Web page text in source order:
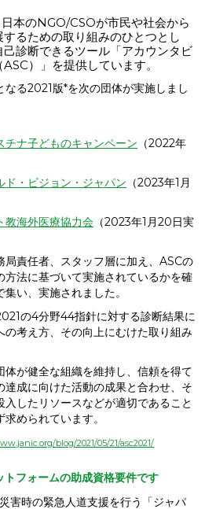
本のNGO/CSOが市民や社会から
るための取り組みのひとつとし
診断できるツール「アカウンタビ
）」を提供しています。
る2021版*を次の団体が実施しまし
ナ子どものキャンペーン （2022年
ド・ビジョン・ジャパン （2023年1月
教海外医療協力会 （2023年1月20日実
局責任者、スタッフ層に加え、ASCの
法に基づいて実施されているかを確
い、実施されました。
の4分野44指針に対する診断結果に
の考え方、その向上にむけた取り組み
が健全な組織を維持し、信頼を得て
達成に向けた活動の成果と合わせ、そ
したリソースなどが適切であること
められています。
blog/2021/05/21/asc2021/
フォームの助成資格要件です
害時の緊急人道支援を行う「ジャパ